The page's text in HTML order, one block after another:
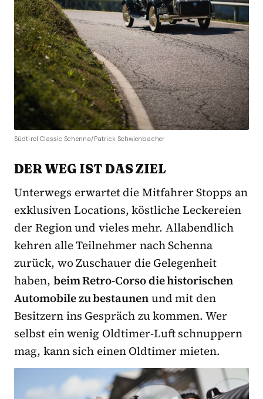
Südtirol Classic Schenna/Patrick Schwienbacher
DER WEG IST DAS ZIEL
Unterwegs erwartet die Mitfahrer Stopps an
exklusiven Locations, köstliche Leckereien
der Region und vieles mehr. Allabendlich
kehren alle Teilnehmer nach Schenna
zurück, wo Zuschauer die Gelegenheit
haben, beim Retro-Corso die historischen
Automobile zu bestaunenund mit den
Besitzern ins Gespräch zu kommen. Wer
selbst ein wenig Oldtimer-Luft schnuppern
mag, kann sich einen Oldtimer mieten.